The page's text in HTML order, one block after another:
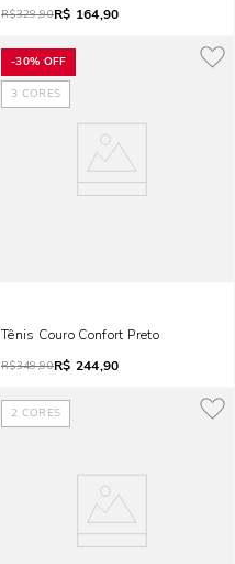
R$329,90R$ 164,90
-30% OFF
3 CORES
Tênis Couro Confort Preto
R$349,90R$ 244,90
2 CORES